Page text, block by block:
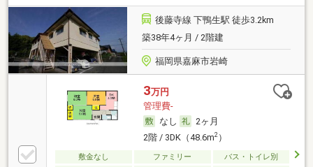
後藤寺線 下鴨生駅 徒歩3.2km
築38年4ヶ月 / 2階建
福岡県嘉麻市岩崎
3万円
管理費-
なし
2ヶ月
2階 / 3DK（48.6m2）
敷金なし ファミリー
バス・トイレ別